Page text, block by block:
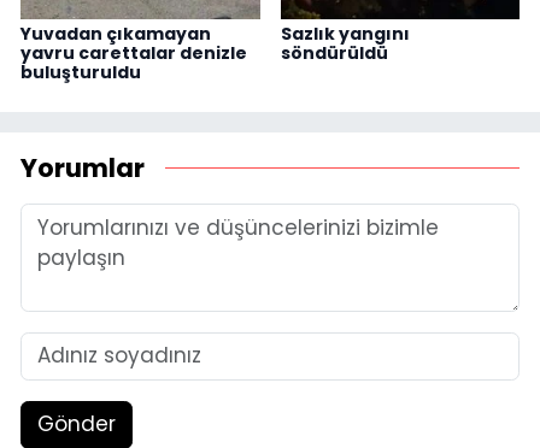
Yuvadan çıkamayan
yavru carettalar denizle
buluşturuldu
Sazlık yangını
söndürüldü
Yorumlar
Gönder